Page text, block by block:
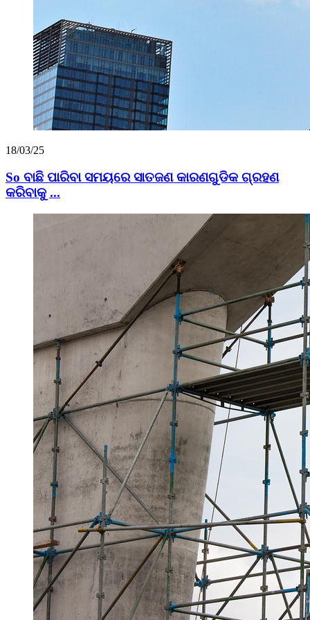
18/03/25
So ବାଛି ପାରିବା ସମୟରେ ସାତଜଣ କାରଣଗୁଡିକ ଗ୍ରହଣ
କରିବାକୁ ...